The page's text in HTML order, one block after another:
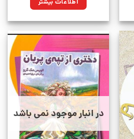
اطلاعات بیشتر
در انبار موجود نمی باشد